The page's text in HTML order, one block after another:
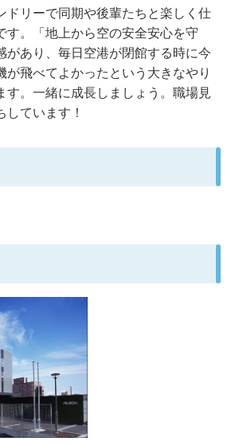
ドリーで同期や後輩たちと楽しく仕
す。「地上から空の安全安心を守
があり、毎日空港が閉館する時に今
が飛べてよかったという大きなやり
す。一緒に成長しましょう。職場見
しています！